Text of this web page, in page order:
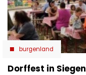
burgenland
Dorffest in